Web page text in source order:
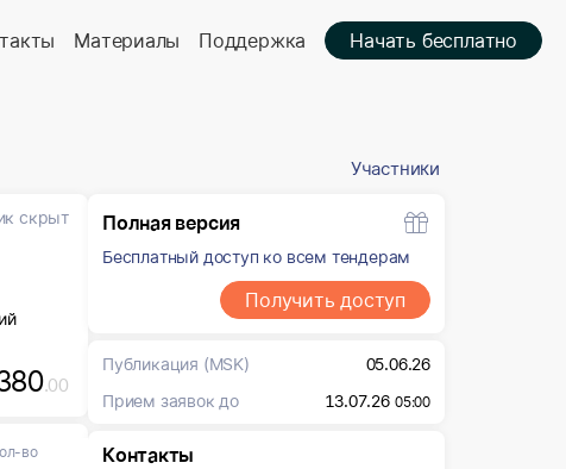
Материалы Поддержка Начать бесплатно
Участники
скрыт
.00
во
Полная версия
Бесплатный доступ ко всем тендерам
Получить доступ
Публикация (MSK)
05.06.26
Прием заявок до
13.07.26 05:00
Контакты